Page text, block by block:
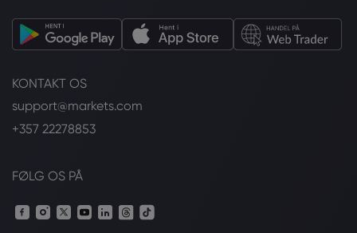
KONTAKT OS
support@markets.com
+357 22278853
FØLG OS PÅ